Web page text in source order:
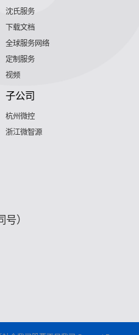
沈氏服务
下载文档
全球服务网络
定制服务
视频
子公司
杭州微控
浙江微智源
）